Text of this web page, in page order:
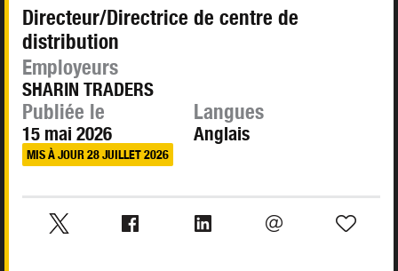
Directeur/Directrice de centre de
distribution
Employeurs
SHARIN TRADERS
Publiée le
15 mai 2026
MIS À JOUR 28 JUILLET 2026
Langues
Anglais